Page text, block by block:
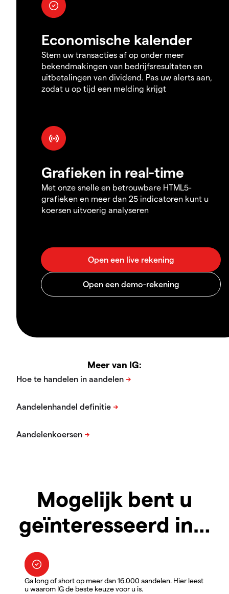
Economische kalender
Stem uw transacties af op onder meer
bekendmakingen van bedrijfsresultaten en
uitbetalingen van dividend. Pas uw alerts aan,
zodat u op tijd een melding krijgt
Grafieken in real-time
Met onze snelle en betrouwbare HTML5-
grafieken en meer dan 25 indicatoren kunt u
koersen uitvoerig analyseren
Meer van IG:
Mogelijk bent u
geïnteresseerd in…
Ga long of short op meer dan 16.000 aandelen. Hier leest
u waarom IG de beste keuze voor u is.